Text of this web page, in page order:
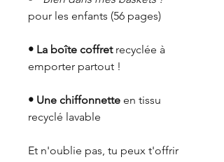
pour les enfants (56 pages)
• La boîte coffretrecyclée à
emporter partout !
• Une chiffonnette en tissu
recyclé lavable
Et n'oublie pas, tu peux t'offrir